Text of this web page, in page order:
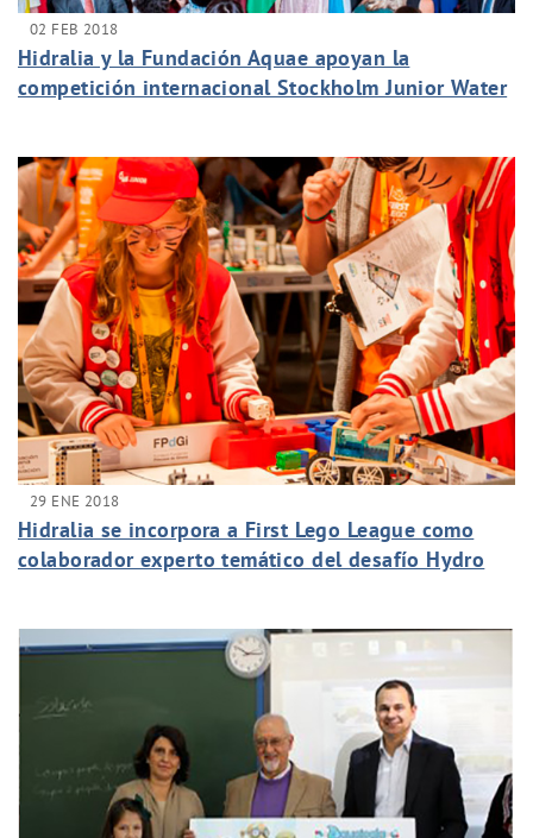
02 FEB 2018
Hidralia y la Fundación Aquae apoyan la
competición internacional Stockholm Junior Water
29 ENE 2018
Hidralia se incorpora a First Lego League como
colaborador experto temático del desafío Hydro